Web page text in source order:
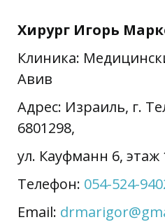
Хирург Игорь
Клиника:
Авив
Адрес: Израиль, г.
6801298,
ул. Кауфманн 6, этаж
Телефон: 054-524-
Email: